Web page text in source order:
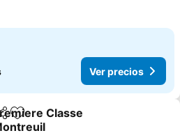
Ver precios
Agregar a favoritos
Classe